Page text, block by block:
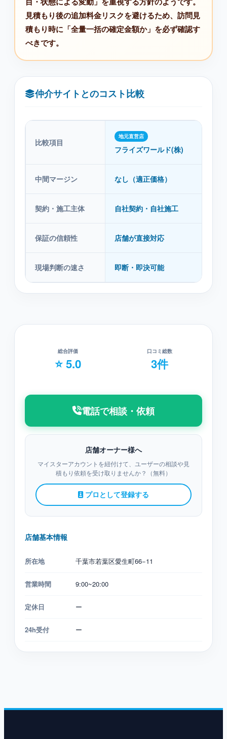
見積もり後の追加料金リスクを避けるため、訪問見
積もり時に「全量一括の確定金額か」を必ず確認す
べきです。
仲介サイトとのコスト比較
比較項目
地元直営店
フライズワールド(株)
中間マージン なし（適正価格）
契約・施工主体 自社契約・自社施工
保証の信頼性 店舗が直接対応
現場判断の速さ 即断・即決可能
総合評価
⭐ 5.0
口コミ総数
3件
電話で相談・依頼
店舗オーナー様へ
マイスターアカウントを紐付けて、ユーザーの相談や見
積もり依頼を受け取りませんか？（無料）
プロとして登録する
店舗基本情報
所在地 千葉市若葉区愛生町66−11
営業時間 9:00~20:00
定休日 ー
24h受付 ー